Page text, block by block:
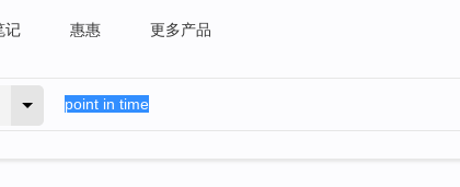
记 惠惠 更多产品